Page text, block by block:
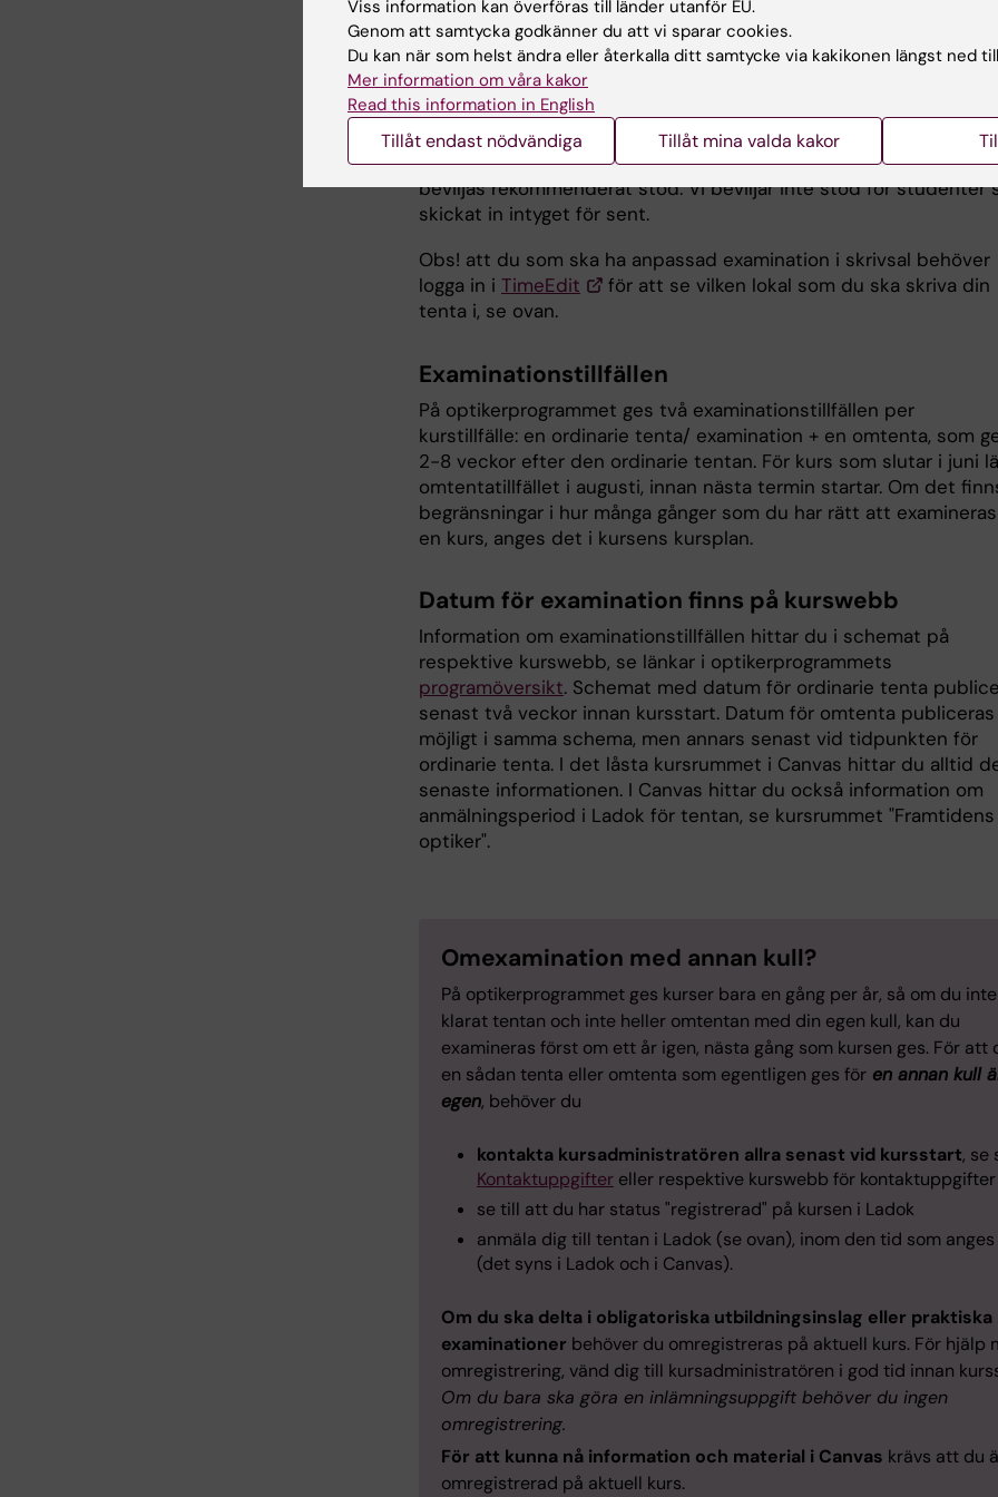
Du som på grund av funktionsvariation kan ha behov av anpassad
undervisning eller examination behöver snarast ansöka om detta
KI:s funkissamordnare. När du har fått samordnarens besked om
rekommendation om stöd är det viktigt att du pratar med kursens
examinator om dina förutsättningardirekt vid kursstart, gärna
tidigare. Samordnarens besked måste skickas till examinator
15 arbetsdagar innan examination för att du eventuellt ska kunna
beviljas rekommenderat stöd. Vi beviljar inte stöd för studenter
skickat in intyget för sent.
Obs! att du som ska ha anpassad examination i skrivsal behöver
logga in i TimeEdit
för att se vilken lokal som du ska skriva din
tenta i, se ovan.
Examinationstillfällen
På optikerprogrammet ges två examinationstillfällen per
kurstillfälle: en ordinarie tenta/ examination + en omtenta, som
2-8 veckor efter den ordinarie tentan. För kurs som slutar i juni
omtentatillfället i augusti, innan nästa termin startar. Om det
begränsningar i hur många gånger som du har rätt att
en kurs, anges det i kursens kursplan.
Datum för examination finns på kurswebb
Information om examinationstillfällen hittar du i schemat på
respektive kurswebb, se länkar i optikerprogrammets
programöversikt. Schemat med datum för ordinarie tenta
senast två veckor innan kursstart. Datum för omtenta publiceras
möjligt i samma schema, men annars senast vid tidpunkten för
ordinarie tenta. I det låsta kursrummet i Canvas hittar du alltid
senaste informationen. I Canvas hittar du också information om
anmälningsperiod i Ladok för tentan, se kursrummet "Framtidens
optiker".
Omexamination med annan kull?
På optikerprogrammet ges kurser bara en gång per år, så om du
klarat tentan och inte heller omtentan med din egen kull, kan du
examineras först om ett år igen, nästa gång som kursen ges. För att
en sådan tenta eller omtenta som egentligen ges för en annan kull
egen, behöver du
kontakta kursadministratören allra senast vid kursstart, se
Kontaktuppgifter eller respektive kurswebb för kontaktuppgifter
se till att du har status "registrerad" på kursen i Ladok
anmäla dig till tentan i Ladok (se ovan), inom den tid som
(det syns i Ladok och i Canvas).
Om du ska delta i obligatoriska utbildningsinslag eller praktiska
examinationer behöver du omregistreras på aktuell kurs. För hjälp
omregistrering, vänd dig till kursadministratören i god tid innan
Om du bara ska göra en inlämningsuppgift behöver du ingen
omregistrering.
För att kunna nå information och material i Canvas krävs att du
omregistrerad på aktuell kurs.
Viss information kan överföras till länder utanför EU.
Genom att samtycka godkänner du att vi sparar cookies.
Du kan när som helst ändra eller återkalla ditt samtycke via kakikonen längst ned
Mer information om våra kakor
Read this information in English
Tillåt endast nödvändiga Tillåt mina valda kakor